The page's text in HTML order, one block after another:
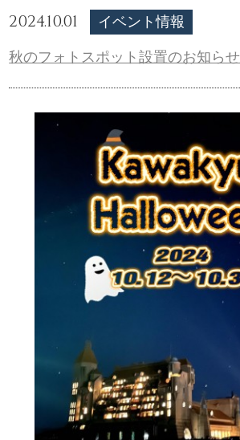
2024.10.01 イベント情報
秋のフォトスポット設置のお知らせ